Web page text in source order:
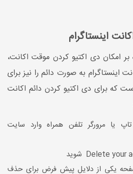
اینستاگرام
بر امکان دی اکتیو کردن موقت اکانت،
اینستاگرام به صورت دائم را نیز برای
که برای دی اکتیو کردن دائم اکانت
یا مرورگر تلفن همراه وارد سایت
یکی از دلایل پیش فرض برای حذف